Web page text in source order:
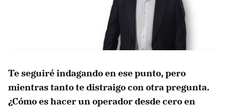
Te seguiré indagando en ese punto, pero
mientras tanto te distraigo con otra pregunta.
¿Cómo es hacer un operador desde cero en